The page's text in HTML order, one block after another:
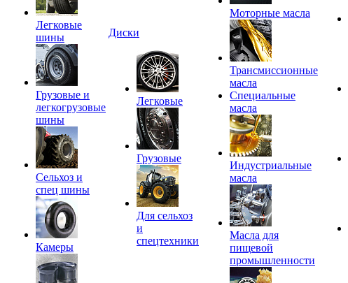
Легковые
шины
Грузовые и
легкогрузовые
шины
Сельхоз и
спец шины
Камеры
Диски
Легковые
Грузовые
Для сельхоз
и
спецтехники
Моторные масла
Трансмиссионные
масла
Специальные
масла
Индустриальные
масла
Масла для
пищевой
промышленности